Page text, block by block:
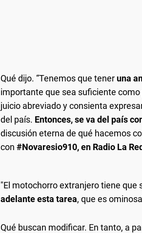
Qué dijo. “Tenemos que tener una
importante que sea suficiente
juicio abreviado y consienta
del país. Entonces, se va del país
discusión eterna de qué hacemos
con #Novaresio910, en Radio La
"El motochorro extranjero tiene que
adelante esta tarea, que es
Qué buscan modificar. En tanto, a